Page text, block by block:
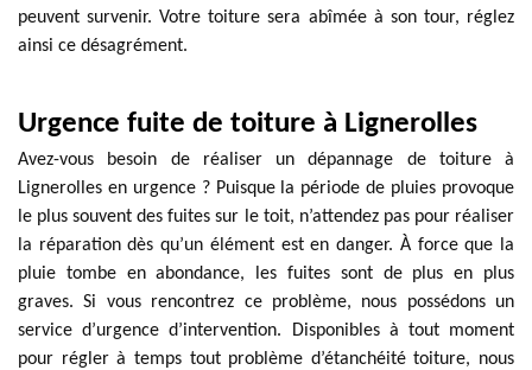
peuvent survenir. Votre toiture sera abîmée à son tour, réglez
ainsi ce désagrément.
Urgence fuite de toiture à Lignerolles
Avez-vous besoin de réaliser un dépannage de toiture à
Lignerolles en urgence ? Puisque la période de pluies provoque
le plus souvent des fuites sur le toit, n’attendez pas pour réaliser
la réparation dès qu’un élément est en danger. À force que la
pluie tombe en abondance, les fuites sont de plus en plus
graves. Si vous rencontrez ce problème, nous possédons un
service d’urgence d’intervention. Disponibles à tout moment
pour régler à temps tout problème d’étanchéité toiture, nous